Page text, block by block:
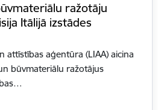
ražotāju
Itālijā izstādes
attīstības aģentūra (LIAA) aicina
būvmateriālu ražotājus